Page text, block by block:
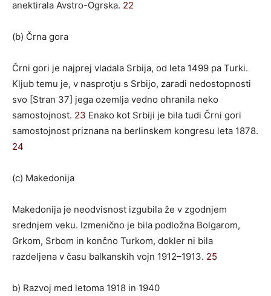
anektirala Avstro-Ogrska. 22
(b) Črna gora
Črni gori je najprej vladala Srbija, od leta 1499 pa Turki.
Kljub temu je, v nasprotju s Srbijo, zaradi nedostopnosti
svo [Stran 37] jega ozemlja vedno ohranila neko
samostojnost. 23 Enako kot Srbiji je bila tudi Črni gori
samostojnost priznana na berlinskem kongresu leta 1878.
24
(c) Makedonija
Makedonija je neodvisnost izgubila že v zgodnjem
srednjem veku. Izmenično je bila podložna Bolgarom,
Grkom, Srbom in končno Turkom, dokler ni bila
razdeljena v času balkanskih vojn 1912–1913. 25
b) Razvoj med letoma 1918 in 1940